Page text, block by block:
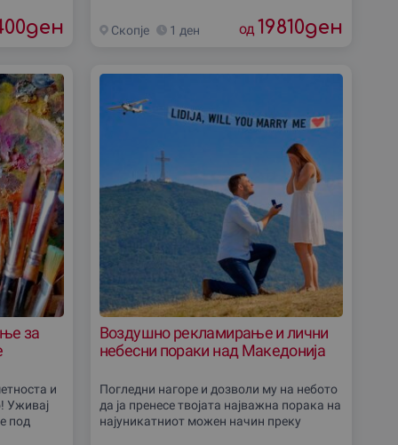
ден
корпоративни
Скопjе 1 ден од 19810ден
за
и
Уживај
под
Воздушно рекламирање и лични
небесни пораки над Македонија
Погледни нагоре и дозволи му на небото
да ја пренесе твојата најважна порака на
најуникатниот можен начин преку